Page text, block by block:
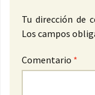
Tu dirección de
Los campos
Comentario *